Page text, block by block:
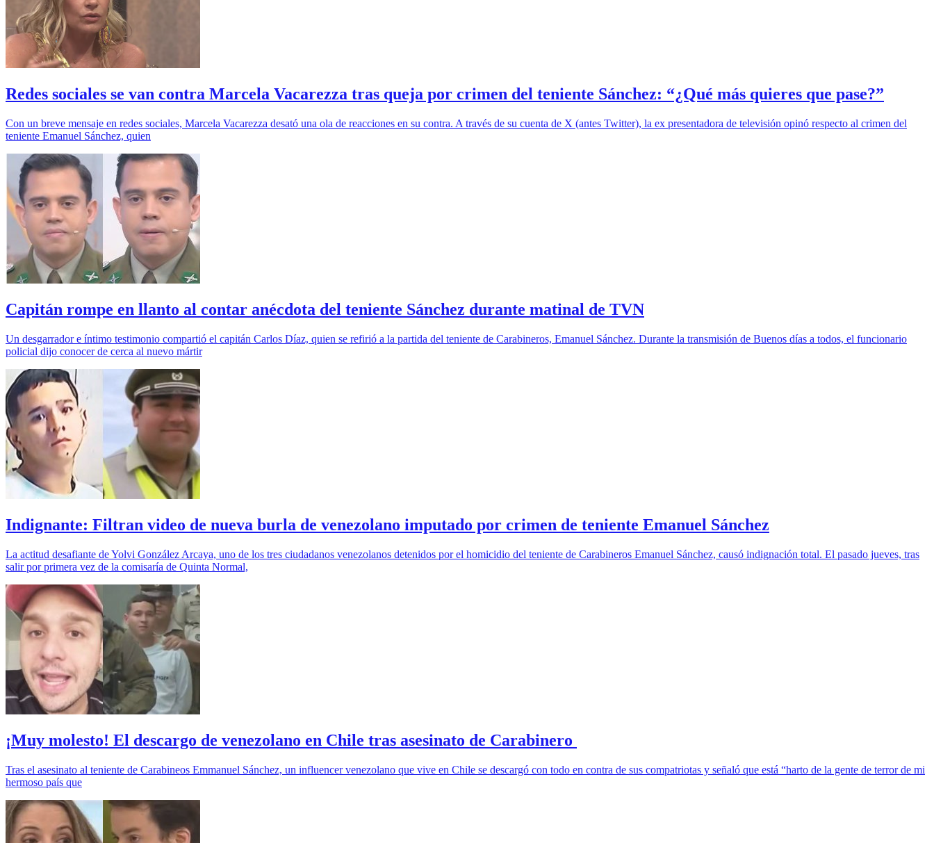
Redes sociales se van contra Marcela Vacarezza tras queja por crimen del teniente Sánchez: “¿Qué más quieres que pase?”
Con un breve mensaje en redes sociales, Marcela Vacarezza desató una ola de reacciones en su contra. A través de su cuenta de X (antes Twitter), la ex presentadora de televisión opinó respecto al crimen del
teniente Emanuel Sánchez, quien
Capitán rompe en llanto al contar anécdota del teniente Sánchez durante matinal de TVN
Un desgarrador e íntimo testimonio compartió el capitán Carlos Díaz, quien se refirió a la partida del teniente de Carabineros, Emanuel Sánchez. Durante la transmisión de Buenos días a todos, el funcionario
policial dijo conocer de cerca al nuevo mártir
Indignante: Filtran video de nueva burla de venezolano imputado por crimen de teniente Emanuel Sánchez
La actitud desafiante de Yolvi González Arcaya, uno de los tres ciudadanos venezolanos detenidos por el homicidio del teniente de Carabineros Emanuel Sánchez, causó indignación total. El pasado jueves, tras
salir por primera vez de la comisaría de Quinta Normal,
¡Muy molesto! El descargo de venezolano en Chile tras asesinato de Carabinero
Tras el asesinato al teniente de Carabineos Emmanuel Sánchez, un influencer venezolano que vive en Chile se descargó con todo en contra de sus compatriotas y señaló que está “harto de la gente de terror de mi
hermoso país que